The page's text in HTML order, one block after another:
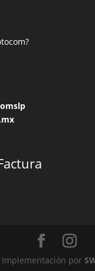
Implementación por